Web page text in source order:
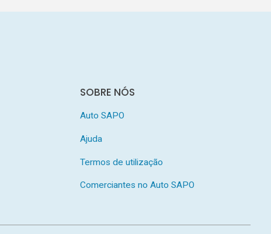
SOBRE NÓS
Auto SAPO
Ajuda
Termos de utilização
Comerciantes no Auto SAPO